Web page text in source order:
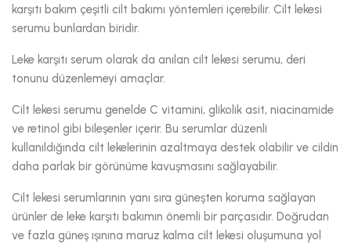
karşıtı bakım çeşitli cilt bakımı yöntemleri içerebilir. Cilt lekesi
serumu bunlardan biridir.
Leke karşıtı serum olarak da anılan cilt lekesi serumu, deri
tonunu düzenlemeyi amaçlar.
Cilt lekesi serumu genelde C vitamini, glikolik asit, niacinamide
ve retinol gibi bileşenler içerir. Bu serumlar düzenli
kullanıldığında cilt lekelerinin azaltmaya destek olabilir ve cildin
daha parlak bir görünüme kavuşmasını sağlayabilir.
Cilt lekesi serumlarının yanı sıra güneşten koruma sağlayan
ürünler de leke karşıtı bakımın önemli bir parçasıdır. Doğrudan
ve fazla güneş ışınına maruz kalma cilt lekesi oluşumuna yol